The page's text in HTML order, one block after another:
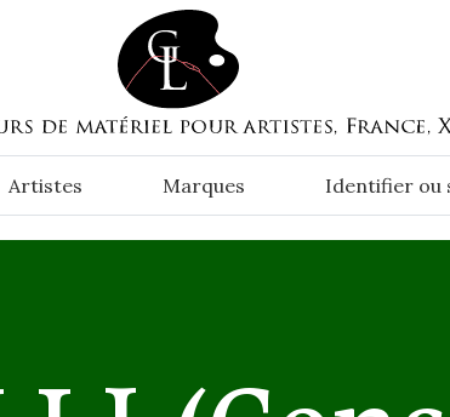
Artistes Marques Identifier ou